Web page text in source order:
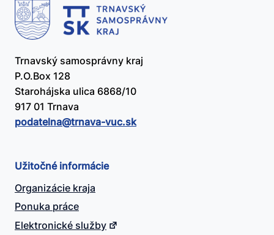
Trnavský samosprávny kraj
P.O.Box 128
Starohájska ulica 6868/10
917 01 Trnava
podatelna@​trnava-vuc.sk
Užitočné informácie
Organizácie kraja
Ponuka práce
Elektronické služby